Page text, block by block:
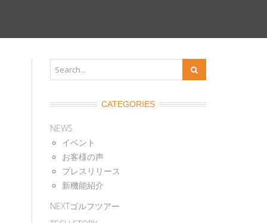
CATEGORIES
NEWS
イベント
お客様の声
プレスリリース
新機能紹介
NEXTゴルフツアー